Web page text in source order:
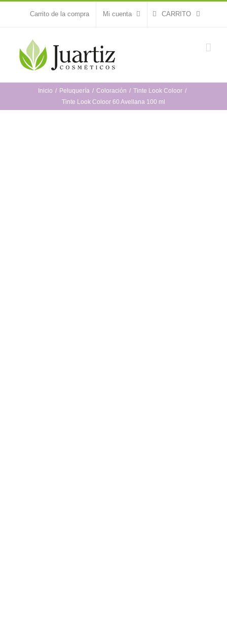
Carrito de la compra Mi cuenta CARRITO
Inicio Peluquería Coloración
Tinte Look Coloor
Tinte Look Coloor 60 Avellana 100 ml